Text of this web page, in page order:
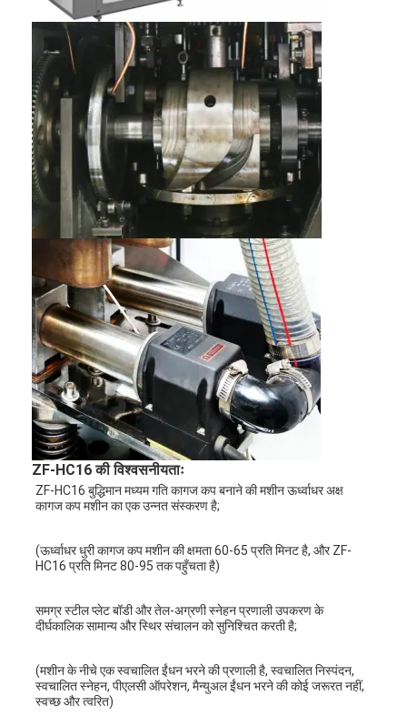
उत्पादों
वीडियो
हमारे बारे में
कारखाना भ्रमण
गुणवत्ता नियंत्रण
संपर्क करें
समाचार
लेजर काटने की मशीन
उपभोग्य काटना मरो
ZF-HC16 की विश्वसनीयताः
ZF-HC16 बुद्धिमान मध्यम गति कागज कप बनाने की मशीन ऊर्ध्वाधर अक्ष
कागज कप मशीन का एक उन्नत संस्करण है;
(ऊर्ध्वाधर धुरी कागज कप मशीन की क्षमता 60-65 प्रति मिनट है, और ZF-
HC16 प्रति मिनट 80-95 तक पहुँचता है)
समग्र स्टील प्लेट बॉडी और तेल-अग्रणी स्नेहन प्रणाली उपकरण के
दीर्घकालिक सामान्य और स्थिर संचालन को सुनिश्चित करती है;
(मशीन के नीचे एक स्वचालित ईंधन भरने की प्रणाली है, स्वचालित निस्पंदन,
स्वचालित स्नेहन, पीएलसी ऑपरेशन, मैन्युअल ईंधन भरने की कोई जरूरत नहीं,
स्वच्छ और त्वरित)